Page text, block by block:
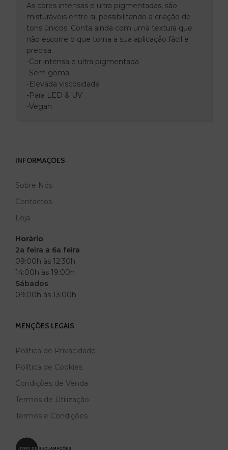
As cores intensas e ultra pigmentadas, são
misturáveis entre si, possibilitando a criação de
tons únicos. Conta ainda com uma textura que
não escorre o que torna a sua aplicação fácil e
precisa.
-Cor intensa e ultra pigmentada
-Sem goma
-Elevada viscosidade
-Para LED & UV
-Vegan
INFORMAÇÕES
Sobre Nós
Contactos
Loja
Horário
2a feira a 6a feira
09:00h às 12:30h
14:00h às 19:00h
Sábados
09:00h às 13:00h
MENÇÕES LEGAIS
Política de Privacidade
Política de Cookies
Condições de Venda
Termos de Utilização
Termos e Condições